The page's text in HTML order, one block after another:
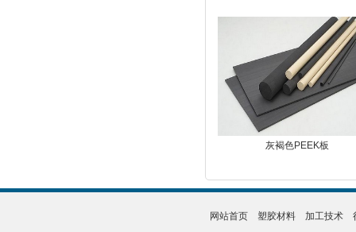
灰褐色PEEK板
网站首页 塑胶材料 加工技术